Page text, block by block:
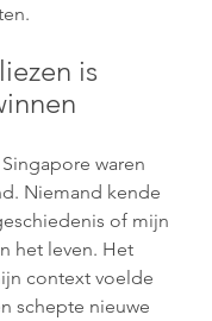
is
waren
Niemand kende
of mijn
het leven. Het
context voelde
schepte nieuwe